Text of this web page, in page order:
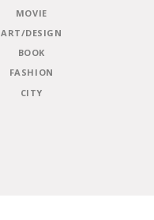
MOVIE
ART/DESIGN
BOOK
FASHION
CITY